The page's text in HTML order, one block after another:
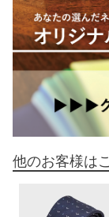
他のお客様は